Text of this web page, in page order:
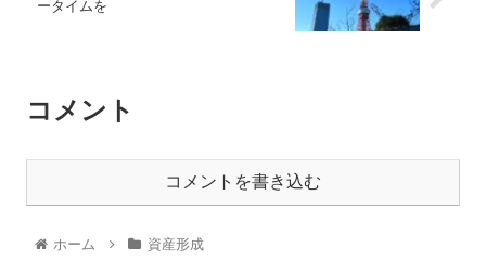
ータイムを
コメント
コメントを書き込む
ホーム 資産形成